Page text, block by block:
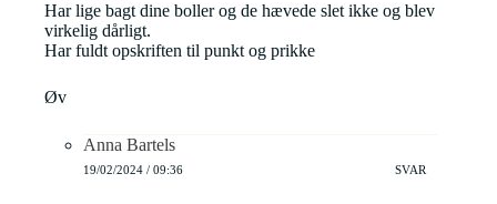
Har lige bagt dine boller og de hævede slet ikke og blev
virkelig dårligt.
Har fuldt opskriften til punkt og prikke
Øv
Anna Bartels
19/02/2024 / 09:36 SVAR